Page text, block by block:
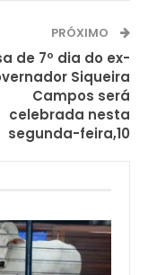
PRÓXIMO
de 7º dia do ex-
Siqueira
Campos será
celebrada nesta
segunda-feira,10